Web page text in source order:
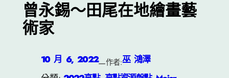
曾永錫～田尾在地繪畫藝
術家
10 月 6, 2022—作者:巫 鴻澤